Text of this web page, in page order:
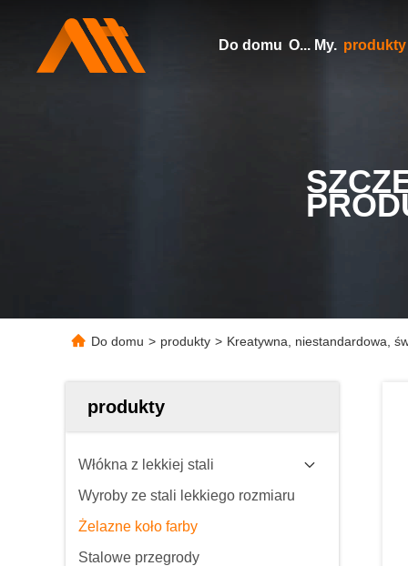
Do domu O... My. produkty
Do domu > produkty > Kreatywna, niestandardowa,
produkty
Włókna z lekkiej stali
Wyroby ze stali lekkiego rozmiaru
Żelazne koło farby
Stalowe przegrody